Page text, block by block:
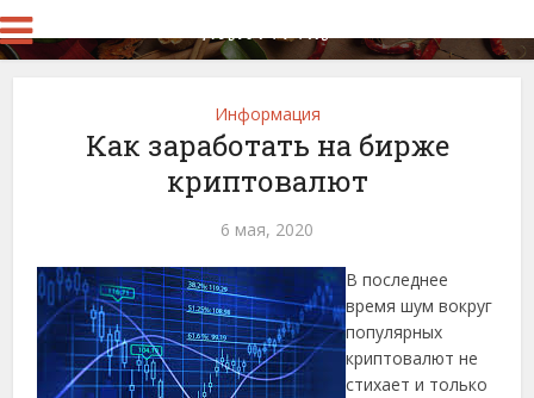
Информация
Как заработать на бирже
криптовалют
6 мая, 2020
В последнее
время шум вокруг
популярных
криптовалют не
стихает и только